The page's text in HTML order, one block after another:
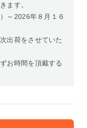
ます。
～2026年８月１６
出荷をさせていた
お時間を頂戴する